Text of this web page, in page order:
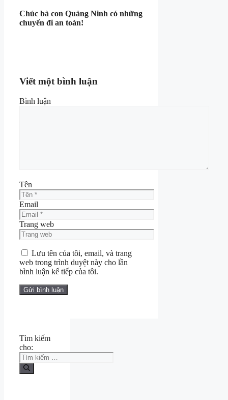
Chúc bà con Quảng Ninh có những
chuyến đi an toàn!
Viết một bình luận
Bình luận
Tên
Email
Trang web
Lưu tên của tôi, email, và trang
web trong trình duyệt này cho lần
bình luận kế tiếp của tôi.
Tìm kiếm
cho: